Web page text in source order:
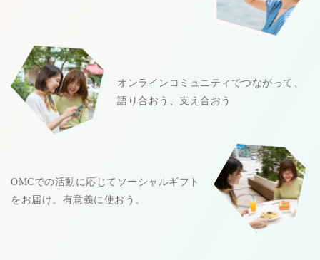
オンラインコミュニティでつながって、
語り合おう、支え合おう
OMCでの活動に応じてソーシャルギフト
をお届け。有意義に使おう。